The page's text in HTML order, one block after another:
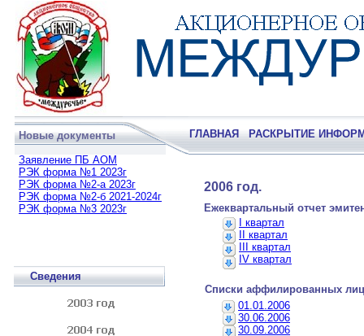
Ежеквартальный отчет
I квартал
II квартал
III квартал
IV квартал
ГЛАВНАЯ РАСКРЫТИЕ
Новые документы
Заявление ПБ АОМ
РЭК форма №1 2023г
РЭК форма №2-а 2023г
РЭК форма №2-б 2021-2024г
РЭК форма №3 2023г
Списки аффилированных лиц
01.01.2006
30.06.2006
30.09.2006
2006 год.
Сведения